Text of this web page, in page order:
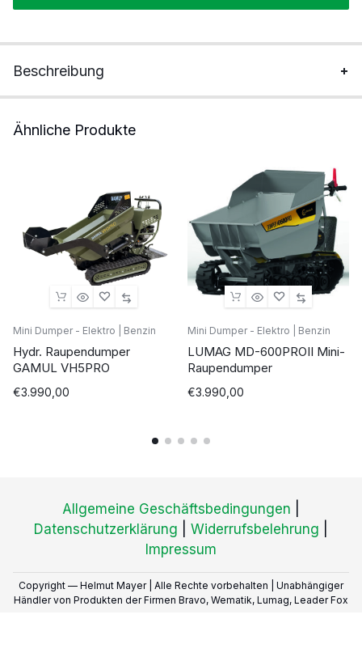
Stück
Beschreibung
Ähnliche Produkte
Mini Dumper - Elektro | Benzin
Hydr. Raupendumper
GAMUL VH5PRO
€3.990,00
Mini Dumper - Elektro | Benzin
LUMAG MD-600PROII Mini-
Raupendumper
€3.990,00
Allgemeine Geschäftsbedingungen
Datenschutzerklärung
Widerrufsbelehrung
Impressum
Copyright — Helmut Mayer | Alle Rechte vorbehalten | Unabhängiger
Händler von Produkten der Firmen Bravo, Wematik, Lumag, Leader Fox